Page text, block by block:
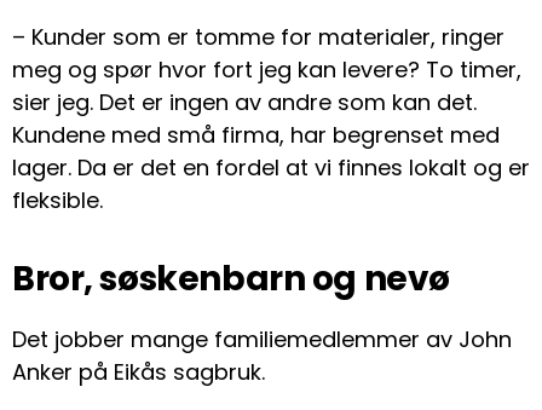
– Kunder som er tomme for materialer, ringer
meg og spør hvor fort jeg kan levere? To timer,
sier jeg. Det er ingen av andre som kan det.
Kundene med små firma, har begrenset med
lager. Da er det en fordel at vi finnes lokalt og er
fleksible.
Bror, søskenbarn og nevø
Det jobber mange familiemedlemmer av John
Anker på Eikås sagbruk.